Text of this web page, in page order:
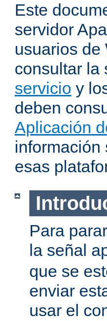
Este
servidor
usuarios de
consultar la
servicio y
deben
Aplicación
información
esas
Para
la señal
que se
enviar
usar el